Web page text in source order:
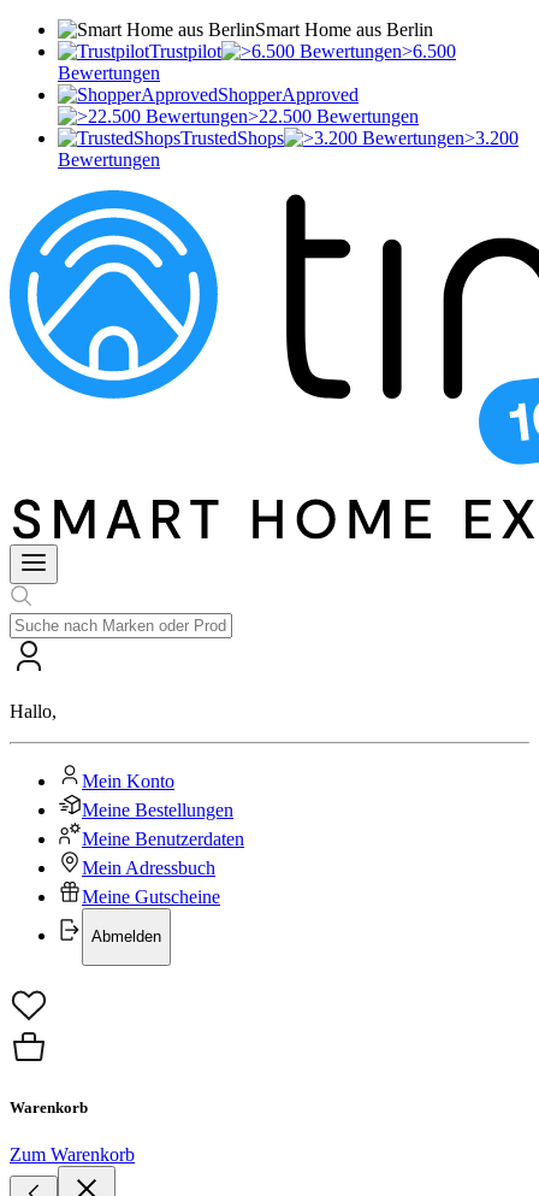
Smart Home aus Berlin
Trustpilot
>6.500
Bewertungen
ShopperApproved
>22.500 Bewertungen
TrustedShops
>3.200
Bewertungen
Hallo,
Mein Konto
Meine Bestellungen
Meine Benutzerdaten
Mein Adressbuch
Meine Gutscheine
Abmelden
Warenkorb
Zum Warenkorb